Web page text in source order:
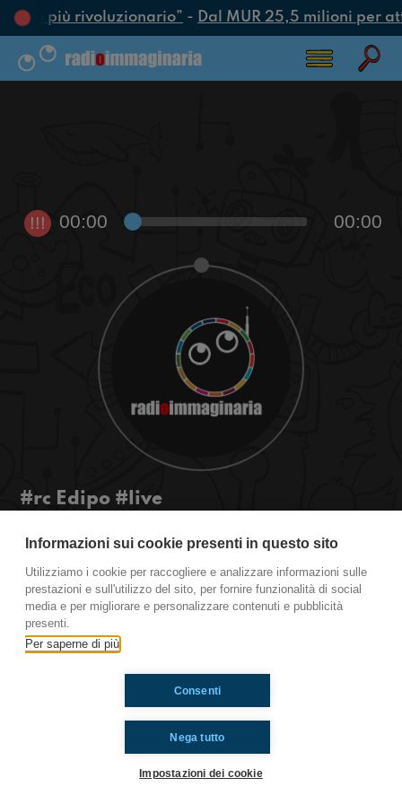
più rivoluzionario”- Dal MUR 25,5 milioni per
!!! 00:00 00:00
#rc Edipo #live
anno dal nostro ultimo incontro ecco il live di
Edipo in diretta per voi da Radioimmaginaria!
Ti è piaciuto? Condividilo!
Informazioni sui cookie presenti in questo sito
Utilizziamo i cookie per raccogliere e analizzare informazioni sulle
prestazioni e sull'utilizzo del sito, per fornire funzionalità di social
media e per migliorare e personalizzare contenuti e pubblicità
presenti.
Per saperne di più
Nega tutto
Consenti
Impostazioni dei cookie